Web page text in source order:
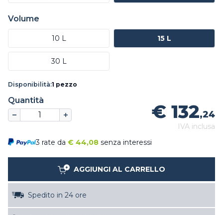
Volume
10 L 15 L
30 L
Disponibilità:1 pezzo
Quantità
€ 132,24
IVA inclusa
3 rate da € 44,08 senza interessi
AGGIUNGI AL CARRELLO
Spedito in 24 ore